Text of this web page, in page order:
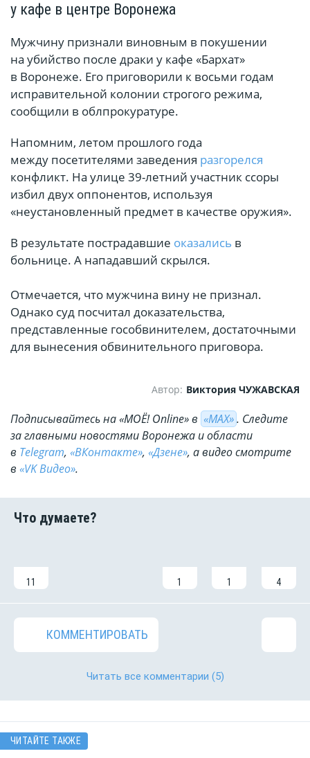
у кафе в центре Воронежа
Мужчину признали виновным в покушении
на убийство после драки у кафе «Бархат»
в Воронеже. Его приговорили к восьми годам
исправительной колонии строгого режима,
сообщили в облпрокуратуре.
Напомним, летом прошлого года
между посетителями заведения разгорелся
конфликт. На улице 39-летний участник ссоры
избил двух оппонентов, используя
«неустановленный предмет в качестве оружия».
В результате пострадавшие оказались в
больнице. А нападавший скрылся.
Отмечается, что мужчина вину не признал.
Однако суд посчитал доказательства,
представленные гособвинителем, достаточными
для вынесения обвинительного приговора.
Автор: Виктория ЧУЖАВСКАЯ
Подписывайтесь на «МОЁ! Online» в «МАХ». Cледите
за главными новостями Воронежа и области
в Telegram, «ВКонтакте», «Дзене», а видео смотрите
в «VK Видео».
11 1 1 4
КОММЕНТИРОВАТЬ
Читать все комментарии (5)
ЧИТАЙТЕ ТАКЖЕ